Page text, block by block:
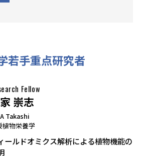
手重点研究者
Fellow
崇志
Takashi
植物栄養学
ールドオミクス解析による植物機能の